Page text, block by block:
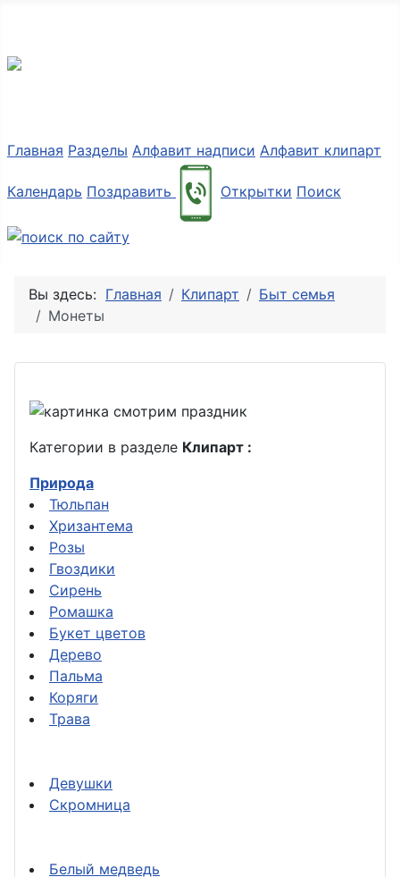
Главная Разделы Алфавит надписи Алфавит клипарт
Календарь Поздравить Открытки Поиск
Вы здесь: Главная Клипарт
Быт семья
Монеты
Категории в разделе Клипарт :
Природа
Тюльпан
Хризантема
Розы
Гвоздики
Сирень
Ромашка
Букет цветов
Дерево
Пальма
Коряги
Трава
Девушки
Скромница
Белый медведь